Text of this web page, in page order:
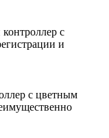
с
и
с цветным